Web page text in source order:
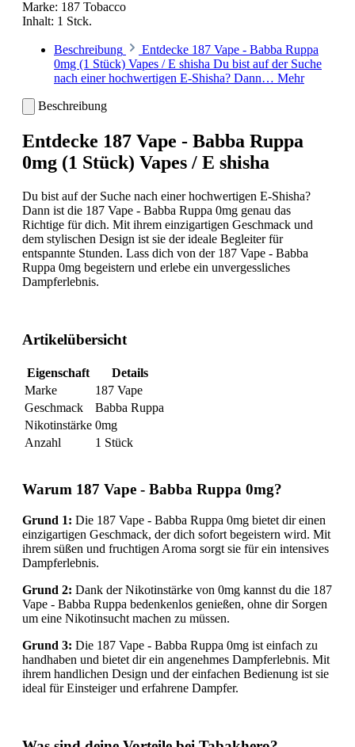
Marke: 187 Tobacco
Inhalt: 1 Stck.
Beschreibung
Entdecke 187 Vape - Babba Ruppa
0mg (1 Stück) Vapes / E shisha Du bist auf der Suche
nach einer hochwertigen E-Shisha? Dann… Mehr
Beschreibung
Entdecke 187 Vape - Babba Ruppa
0mg (1 Stück) Vapes / E shisha
Du bist auf der Suche nach einer hochwertigen E-Shisha?
Dann ist die 187 Vape - Babba Ruppa 0mg genau das
Richtige für dich. Mit ihrem einzigartigen Geschmack und
dem stylischen Design ist sie der ideale Begleiter für
entspannte Stunden. Lass dich von der 187 Vape - Babba
Ruppa 0mg begeistern und erlebe ein unvergessliches
Dampferlebnis.
Artikelübersicht
Eigenschaft
Details
Marke
187 Vape
Geschmack
Babba Ruppa
Nikotinstärke 0mg
Anzahl
1 Stück
Warum 187 Vape - Babba Ruppa 0mg?
Grund 1: Die 187 Vape - Babba Ruppa 0mg bietet dir einen
einzigartigen Geschmack, der dich sofort begeistern wird. Mit
ihrem süßen und fruchtigen Aroma sorgt sie für ein intensives
Dampferlebnis.
Grund 2: Dank der Nikotinstärke von 0mg kannst du die 187
Vape - Babba Ruppa bedenkenlos genießen, ohne dir Sorgen
um eine Nikotinsucht machen zu müssen.
Grund 3: Die 187 Vape - Babba Ruppa 0mg ist einfach zu
handhaben und bietet dir ein angenehmes Dampferlebnis. Mit
ihrem handlichen Design und der einfachen Bedienung ist sie
ideal für Einsteiger und erfahrene Dampfer.